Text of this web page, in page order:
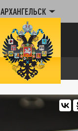
АРХАНГЕЛЬСК